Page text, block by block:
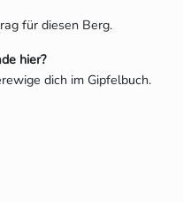
für diesen Berg.
hier?
dich im Gipfelbuch.